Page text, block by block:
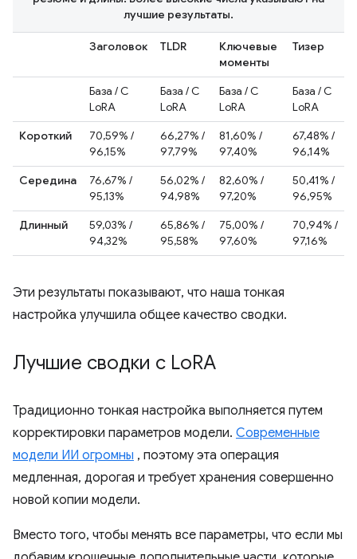
Заголовок TLDR
Ключевые
моменты
Тизер
База / С
LoRA
База / С
LoRA
База / С
LoRA
База / С
LoRA
Короткий
70,59% /
96,15%
66,27% /
97,79%
81,60% /
97,40%
67,48% /
96,14%
Середина
76,67% /
95,13%
56,02% /
94,98%
82,60% /
97,20%
50,41% /
96,95%
Длинный
59,03% /
94,32%
65,86% /
95,58%
75,00% /
97,60%
70,94% /
97,16%
лучшие результаты.
Эти результаты показывают, что наша тонкая
настройка улучшила общее качество сводки.
Лучшие сводки с LoRA
Традиционно тонкая настройка выполняется путем
корректировки параметров модели. Современные
модели ИИ огромны , поэтому эта операция
медленная, дорогая и требует хранения совершенно
новой копии модели.
Вместо того, чтобы менять все параметры, что если мы